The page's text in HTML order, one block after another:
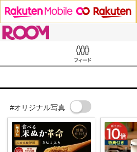
#オリジナル写真